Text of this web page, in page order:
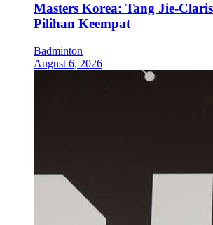
Masters Korea: Tang Jie-
Pilihan Keempat
Badminton
August 6, 2026